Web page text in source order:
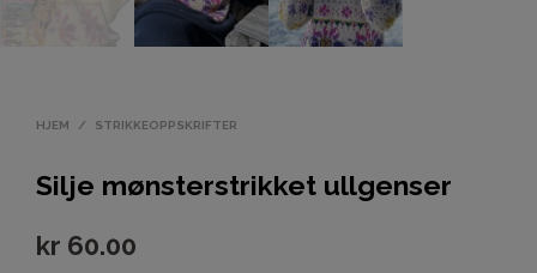
HJEM / STRIKKEOPPSKRIFTER
Silje mønsterstrikket ullgenser
kr 60.00